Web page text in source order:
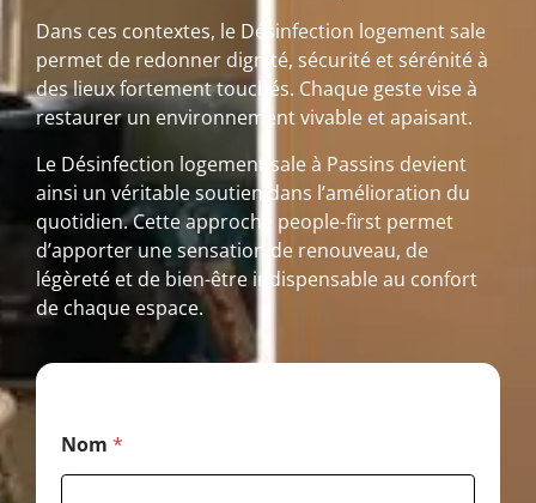
Dans ces contextes, le Désinfection logement sale
permet de redonner dignité, sécurité et sérénité à
des lieux fortement touchés. Chaque geste vise à
restaurer un environnement vivable et apaisant.
Le Désinfection logement sale à Passins devient
ainsi un véritable soutien dans l’amélioration du
quotidien. Cette approche people-first permet
d’apporter une sensation de renouveau, de
légèreté et de bien-être indispensable au confort
de chaque espace.
Nom *